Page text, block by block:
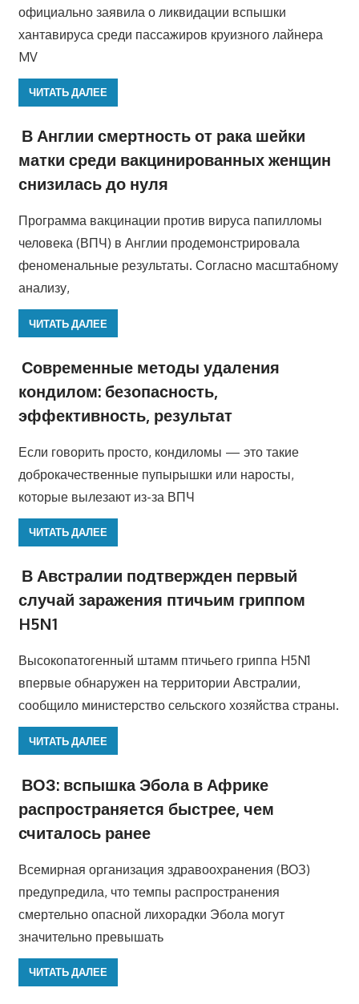
официально заявила о ликвидации вспышки
хантавируса среди пассажиров круизного лайнера
MV
ЧИТАТЬ ДАЛЕЕ
В Англии смертность от рака шейки
матки среди вакцинированных женщин
снизилась до нуля
Программа вакцинации против вируса папилломы
человека (ВПЧ) в Англии продемонстрировала
феноменальные результаты. Согласно масштабному
анализу,
ЧИТАТЬ ДАЛЕЕ
Современные методы удаления
кондилом: безопасность,
эффективность, результат
Если говорить просто, кондиломы — это такие
доброкачественные пупырышки или наросты,
которые вылезают из-за ВПЧ
ЧИТАТЬ ДАЛЕЕ
В Австралии подтвержден первый
случай заражения птичьим гриппом
H5N1
Высокопатогенный штамм птичьего гриппа H5N1
впервые обнаружен на территории Австралии,
сообщило министерство сельского хозяйства страны.
ЧИТАТЬ ДАЛЕЕ
ВОЗ: вспышка Эбола в Африке
распространяется быстрее, чем
считалось ранее
Всемирная организация здравоохранения (ВОЗ)
предупредила, что темпы распространения
смертельно опасной лихорадки Эбола могут
значительно превышать
ЧИТАТЬ ДАЛЕЕ